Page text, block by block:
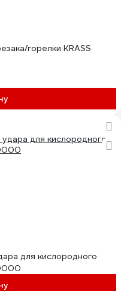
горелки KRASS
для кислородного